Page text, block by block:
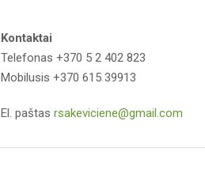
Kontaktai
Telefonas +370 5 2 402 823
Mobilusis +370 615 39913
El. paštas rsakeviciene@gmail.com